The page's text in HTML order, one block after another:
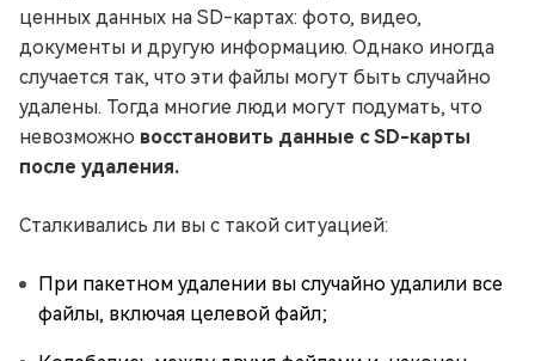
ценных данных на SD-картах: фото, видео,
документы и другую информацию. Однако иногда
случается так, что эти файлы могут быть случайно
удалены. Тогда многие люди могут подумать, что
невозможно восстановить данные с SD-карты
после удаления.
Сталкивались ли вы с такой ситуацией:
При пакетном удалении вы случайно удалили все
файлы, включая целевой файл;